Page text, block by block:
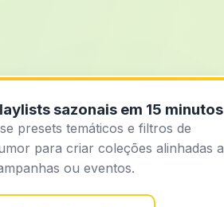
sazonais em 15 minutos
presets temáticos e filtros de
para criar coleções alinhadas a
ou eventos.